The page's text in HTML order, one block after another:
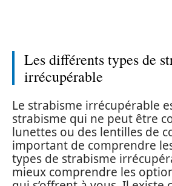
Les différents types de
irrécupérable
Le strabisme irrécupérable
strabisme qui ne peut être
lunettes ou des lentilles de
important de comprendre
types de strabisme
mieux comprendre les